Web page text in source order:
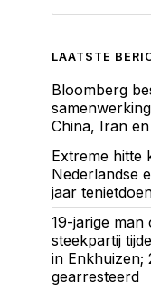
LAATSTE
Bloomberg
China, Iran
Extreme hitte
Nederlandse
jaar
19-jarige man
steekpartij
in Enkhuizen;
gearresteerd